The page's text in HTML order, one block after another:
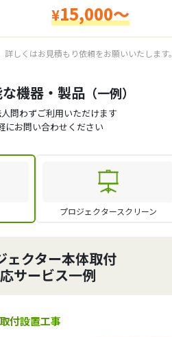
¥15,000～
詳しくはお見積もり依頼をお願いいたします。
機器・製品 （一例）
問わずご利用いただけます
にお問い合わせください
プロジェクタースクリーン
ェクター本体取付
サービス一例
付設置工事